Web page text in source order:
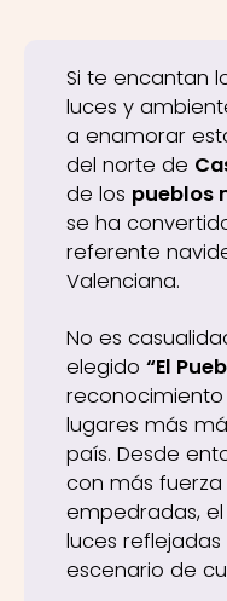
Si te encantan
luces y
a enamorar
del norte de
de los pueblos
se ha
referente
Valenciana.
No es
elegido “El
lugares más
país. Desde
con más fuerza
empedradas,
luces
escenario de